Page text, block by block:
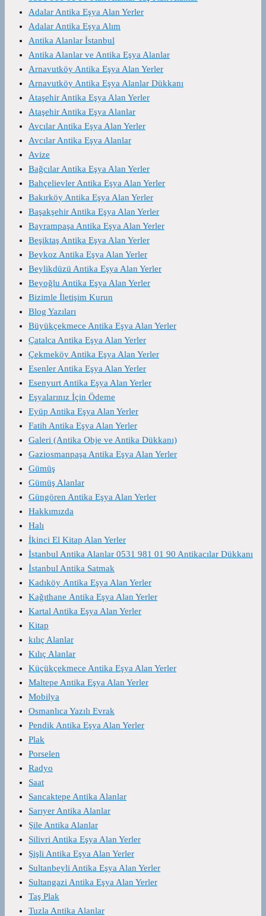
Adalar Antika Eşya Alan Yerler
Adalar Antika Eşya Alım
Antika Alanlar İstanbul
Antika Alanlar ve Antika Eşya Alanlar
Arnavutköy Antika Eşya Alan Yerler
Arnavutköy Antika Eşya Alanlar Dükkanı
Ataşehir Antika Eşya Alan Yerler
Ataşehir Antika Eşya Alanlar
Avcılar Antika Eşya Alan Yerler
Avcılar Antika Eşya Alanlar
Avize
Bağcılar Antika Eşya Alan Yerler
Bahçelievler Antika Eşya Alan Yerler
Bakırköy Antika Eşya Alan Yerler
Başakşehir Antika Eşya Alan Yerler
Bayrampaşa Antika Eşya Alan Yerler
Beşiktaş Antika Eşya Alan Yerler
Beykoz Antika Eşya Alan Yerler
Beylikdüzü Antika Eşya Alan Yerler
Beyoğlu Antika Eşya Alan Yerler
Bizimle İletişim Kurun
Blog Yazıları
Büyükçekmece Antika Eşya Alan Yerler
Çatalca Antika Eşya Alan Yerler
Çekmeköy Antika Eşya Alan Yerler
Esenler Antika Eşya Alan Yerler
Esenyurt Antika Eşya Alan Yerler
Eşyalarınız İçin Ödeme
Eyüp Antika Eşya Alan Yerler
Fatih Antika Eşya Alan Yerler
Galeri (Antika Obje ve Antika Dükkanı)
Gaziosmanpaşa Antika Eşya Alan Yerler
Gümüş
Gümüş Alanlar
Güngören Antika Eşya Alan Yerler
Hakkımızda
Halı
İkinci El Kitap Alan Yerler
İstanbul Antika Alanlar 0531 981 01 90 Antikacılar Dükkanı
İstanbul Antika Satmak
Kadıköy Antika Eşya Alan Yerler
Kağıthane Antika Eşya Alan Yerler
Kartal Antika Eşya Alan Yerler
Kitap
kılıç Alanlar
Kılıç Alanlar
Küçükçekmece Antika Eşya Alan Yerler
Maltepe Antika Eşya Alan Yerler
Mobilya
Osmanlıca Yazılı Evrak
Pendik Antika Eşya Alan Yerler
Plak
Porselen
Radyo
Saat
Sancaktepe Antika Alanlar
Sarıyer Antika Alanlar
Şile Antika Alanlar
Silivri Antika Eşya Alan Yerler
Şişli Antika Eşya Alan Yerler
Sultanbeyli Antika Eşya Alan Yerler
Sultangazi Antika Eşya Alan Yerler
Taş Plak
Tuzla Antika Alanlar